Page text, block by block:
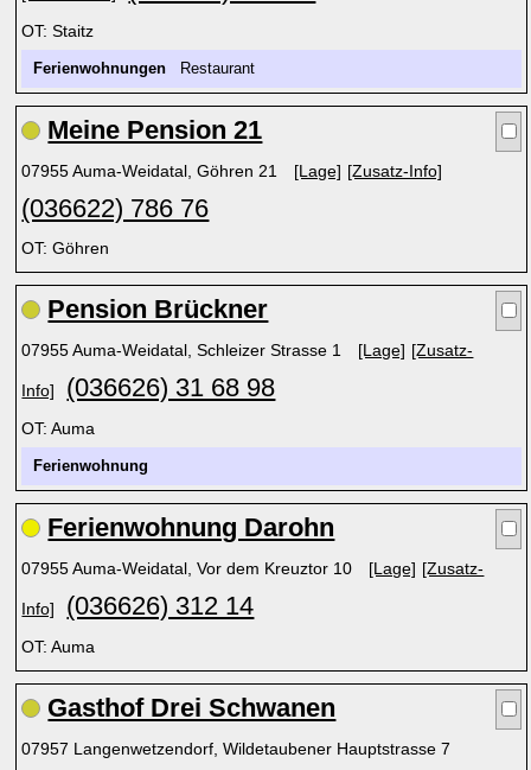
OT: Staitz
Ferienwohnungen Restaurant
Meine Pension 21
07955 Auma-Weidatal, Göhren 21 [Lage] [Zusatz-Info]
(036622) 786 76
OT: Göhren
Pension Brückner
07955 Auma-Weidatal, Schleizer Strasse 1 [Lage] [Zusatz-
Info] (036626) 31 68 98
OT: Auma
Ferienwohnung
Ferienwohnung Darohn
07955 Auma-Weidatal, Vor dem Kreuztor 10 [Lage] [Zusatz-
Info] (036626) 312 14
OT: Auma
Gasthof Drei Schwanen
07957 Langenwetzendorf, Wildetaubener Hauptstrasse 7